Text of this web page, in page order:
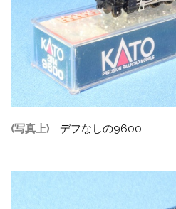
(写真上) デフなしの9600